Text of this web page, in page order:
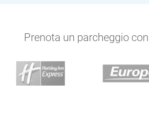
Prenota un parcheggio